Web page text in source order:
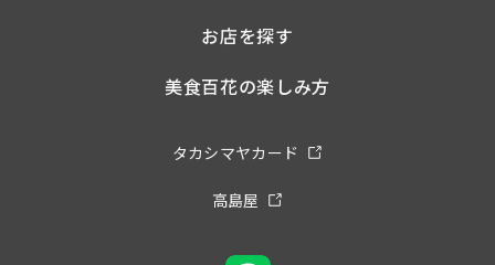
お店を探す
美食百花の楽しみ方
タカシマヤカード
高島屋